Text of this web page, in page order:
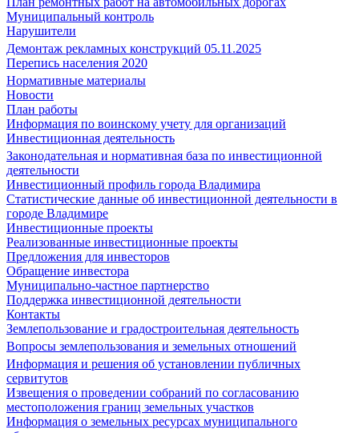
Муниципальный контроль
Нарушители
Демонтаж рекламных конструкций 05.11.2025
Перепись населения 2020
Нормативные материалы
Новости
План работы
Информация по воинскому учету для организаций
Инвестиционная деятельность
Законодательная и нормативная база по инвестиционной
деятельности
Инвестиционный профиль города Владимира
Статистические данные об инвестиционной деятельности в
городе Владимире
Инвестиционные проекты
Реализованные инвестиционные проекты
Предложения для инвесторов
Обращение инвестора
Муниципально-частное партнерство
Поддержка инвестиционной деятельности
Контакты
Землепользование и градостроительная деятельность
Вопросы землепользования и земельных отношений
Информация и решения об установлении публичных
сервитутов
Извещения о проведении собраний по согласованию
местоположения границ земельных участков
Информация о земельных ресурсах муниципального